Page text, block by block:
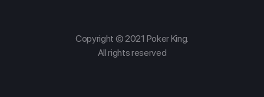
Copyright © 2021 Poker King.
All rights reserved